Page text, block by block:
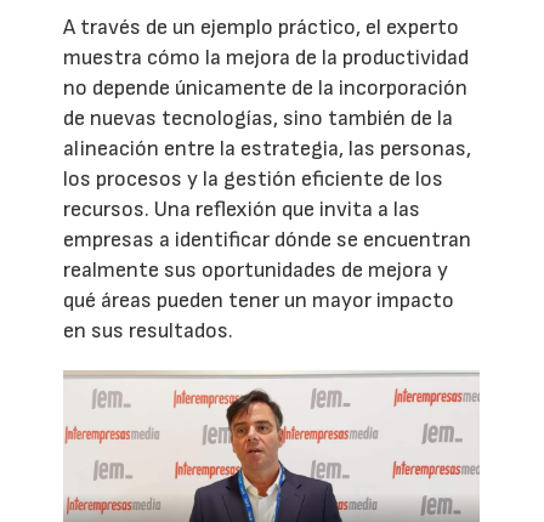
A través de un ejemplo práctico, el experto
muestra cómo la mejora de la productividad
no depende únicamente de la incorporación
de nuevas tecnologías, sino también de la
alineación entre la estrategia, las personas,
los procesos y la gestión eficiente de los
recursos. Una reflexión que invita a las
empresas a identificar dónde se encuentran
realmente sus oportunidades de mejora y
qué áreas pueden tener un mayor impacto
en sus resultados.